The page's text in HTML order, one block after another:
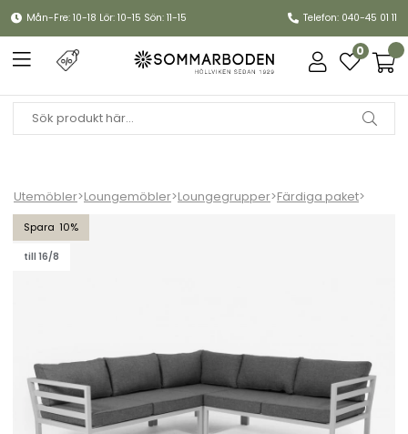
Mån-Fre: 10-18 Lör: 10-15 Sön: 11-15 Telefon: 040-45 01 11
0
Utemöbler>Loungemöbler>Loungegrupper>Färdiga paket>
10
till 16/8
Weldon hörnsoffa - vit/grå dyna